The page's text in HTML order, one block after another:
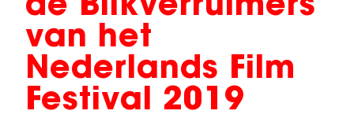
de Blikverruimers
van het
Nederlands Film
Festival 2019